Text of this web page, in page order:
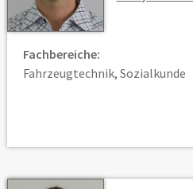
Fachbereiche:
Fahrzeugtechnik, Sozialkunde